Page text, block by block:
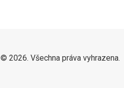
© 2026. Všechna práva vyhrazena.